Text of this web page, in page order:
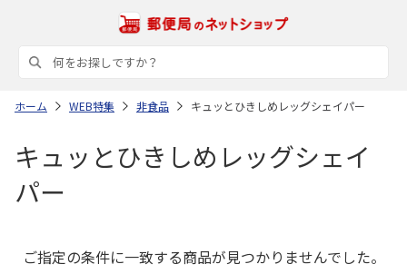
ホーム WEB特集 非食品 キュッとひきしめレッグシェイパー
キュッとひきしめレッグシェイ
パー
ご指定の条件に一致する商品が見つかりませんでした。